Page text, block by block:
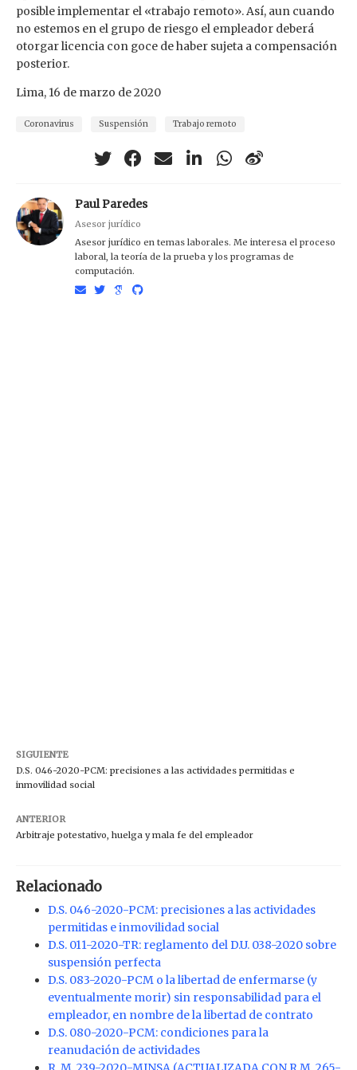
posible implementar el «trabajo remoto». Así, aun cuando
no estemos en el grupo de riesgo el empleador deberá
otorgar licencia con goce de haber sujeta a compensación
posterior.
Lima, 16 de marzo de 2020
Coronavirus Suspensión Trabajo remoto
Paul Paredes
Asesor jurídico
Asesor jurídico en temas laborales. Me interesa el proceso
laboral, la teoría de la prueba y los programas de
computación.
SIGUIENTE
D.S. 046-2020-PCM: precisiones a las actividades permitidas e
inmovilidad social
ANTERIOR
Arbitraje potestativo, huelga y mala fe del empleador
Relacionado
D.S. 046-2020-PCM: precisiones a las actividades
permitidas e inmovilidad social
D.S. 011-2020-TR: reglamento del D.U. 038-2020 sobre
suspensión perfecta
D.S. 083-2020-PCM o la libertad de enfermarse (y
eventualmente morir) sin responsabilidad para el
empleador, en nombre de la libertad de contrato
D.S. 080-2020-PCM: condiciones para la
reanudación de actividades